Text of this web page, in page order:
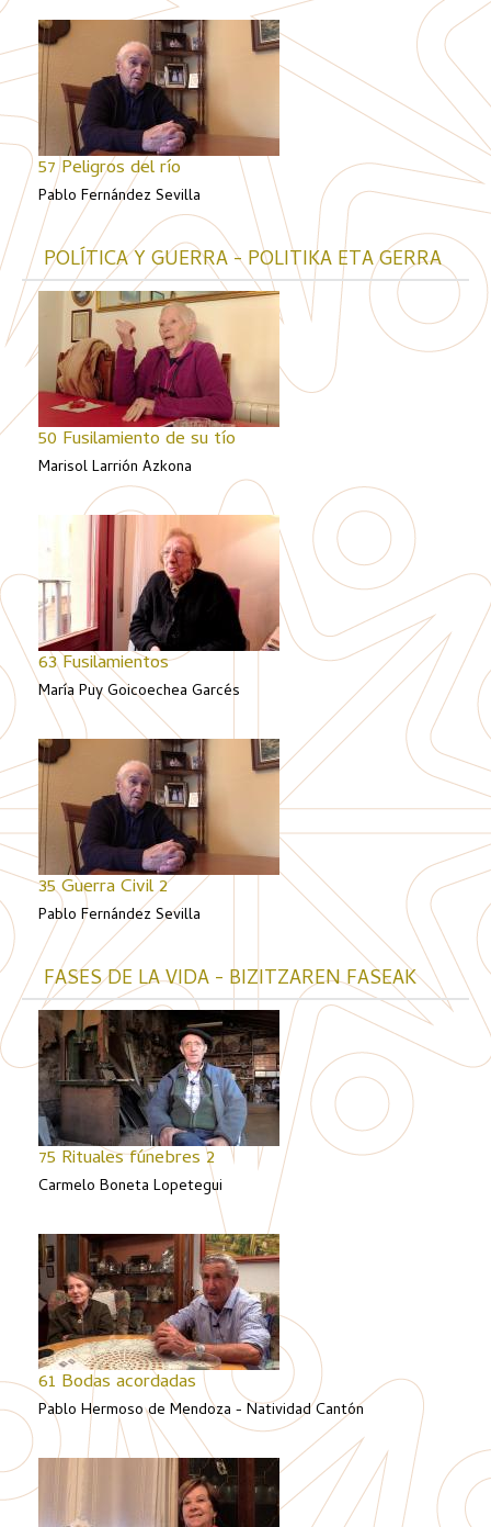
57 Peligros del río
Pablo Fernández Sevilla
POLÍTICA Y GUERRA - POLITIKA ETA GERRA
50 Fusilamiento de su tío
Marisol Larrión Azkona
63 Fusilamientos
María Puy Goicoechea Garcés
35 Guerra Civil 2
Pablo Fernández Sevilla
FASES DE LA VIDA - BIZITZAREN FASEAK
75 Rituales fúnebres 2
Carmelo Boneta Lopetegui
61 Bodas acordadas
Pablo Hermoso de Mendoza - Natividad Cantón